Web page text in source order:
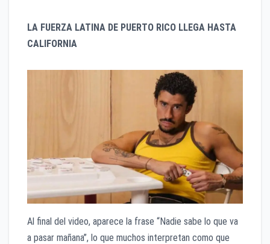
LA FUERZA LATINA DE PUERTO RICO LLEGA HASTA
CALIFORNIA
​Al final del video, aparece la frase “Nadie sabe lo que va
a pasar mañana”, lo que muchos interpretan como que